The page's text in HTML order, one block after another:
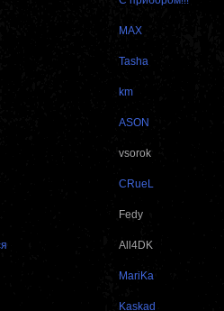
MAX
Tasha
km
ASON
vsоrok
CRueL
Fedy
All4DK
MariKa
Kaskad